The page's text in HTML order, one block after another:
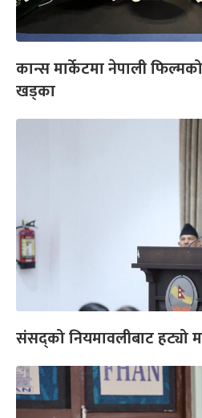
कान्स मार्केटमा नेपाली फिल्मको
खड्का
संसद्को नियमावलीबाट हट्यो